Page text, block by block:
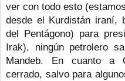
ver con todo esto
desde el Kurdistán iraní,
del Pentágono) para
Irak), ningún petrolero
Mandeb. En cuanto a
cerrado, salvo para